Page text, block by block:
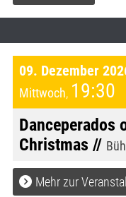
09. Dezember
Mittwoch, 19:30
Christmas //
Mehr zur